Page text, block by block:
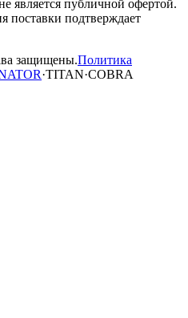
является публичной офертой.
поставки подтверждает
защищены.Политика
·TITAN·COBRA